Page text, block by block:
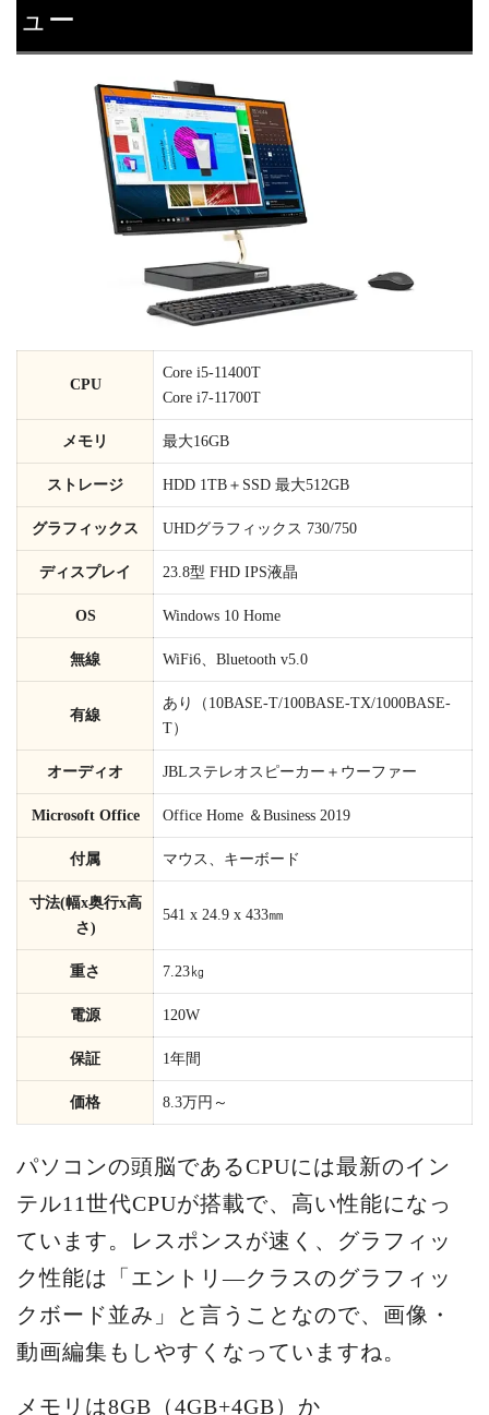
ュー
CPU
Core i5-11400T
Core i7-11700T
メモリ 最大16GB
ストレージ HDD 1TB＋SSD 最大512GB
グラフィックス UHDグラフィックス 730/750
ディスプレイ 23.8型 FHD IPS液晶
OS Windows 10 Home
無線 WiFi6、Bluetooth v5.0
有線
あり（10BASE-T/100BASE-TX/1000BASE-
T）
オーディオ JBLステレオスピーカー＋ウーファー
Microsoft Office Office Home ＆Business 2019
付属 マウス、キーボード
寸法(幅x奥行x高
さ)
541 x 24.9 x 433㎜
重さ 7.23㎏
電源 120W
保証 1年間
価格 8.3万円～
パソコンの頭脳であるCPUには最新のイン
テル11世代CPUが搭載で、高い性能になっ
ています。レスポンスが速く、グラフィッ
ク性能は「エントリ―クラスのグラフィッ
クボード並み」と言うことなので、画像・
動画編集もしやすくなっていますね。
メモリは8GB（4GB+4GB）か